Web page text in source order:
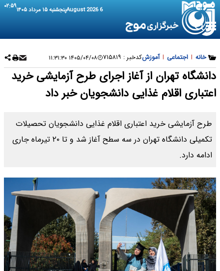
6 August 2026 پنجشنبه ۱۵ مرداد ۱۴۰۵ ۰۲:۵۹
خانه | اجتماعی | آموزشکدخبر : ۷۱۵۸۱۹ ۱۴۰۵/۰۴/۰۸ ۱۱:۳۱:۳۰
دانشگاه تهران از آغاز اجرای طرح آزمایشی خرید
اعتباری اقلام غذایی دانشجویان خبر داد
طرح آزمایشی خرید اعتباری اقلام غذایی دانشجویان تحصیلات
تکمیلی دانشگاه تهران در سه سطح آغاز شد و تا ۲۰ تیرماه جاری
ادامه دارد.